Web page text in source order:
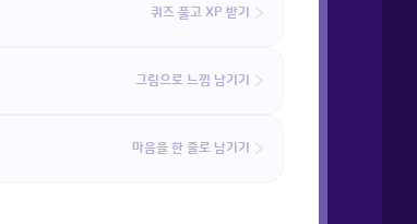
퀴즈 풀고 XP 받기
그림으로 느낌 남기기
마음을 한 줄로 남기기